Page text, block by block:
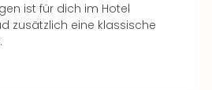
ist für dich im Hotel
zusätzlich eine klassische